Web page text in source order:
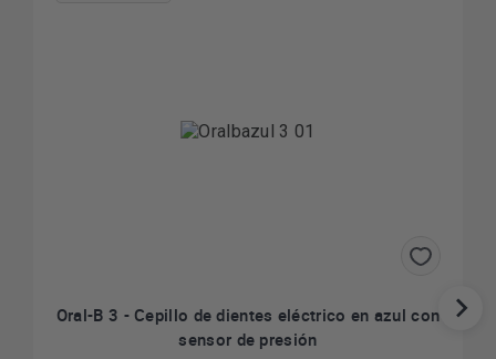
Oral-B 3 - Cepillo de dientes eléctrico en azul con
sensor de presión